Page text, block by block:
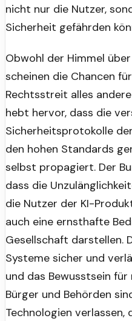
nicht nur die Nutzer,
Sicherheit gefährden
Obwohl der Himmel
scheinen die Chancen
Rechtsstreit alles
hebt hervor, dass die
Sicherheitsprotokolle
den hohen Standards
selbst propagiert. Der
dass die
die Nutzer der KI-
auch eine ernsthafte
Gesellschaft darstellen.
Systeme sicher und
und das Bewusstsein
Bürger und Behörden
Technologien